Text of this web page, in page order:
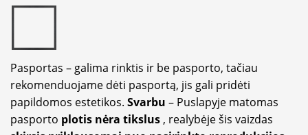
Pasportas – galima rinktis ir be pasporto, tačiau
rekomenduojame dėti pasportą, jis gali pridėti
papildomos estetikos. Svarbu – Puslapyje matomas
pasporto plotis nėra tikslus, realybėje šis vaizdas